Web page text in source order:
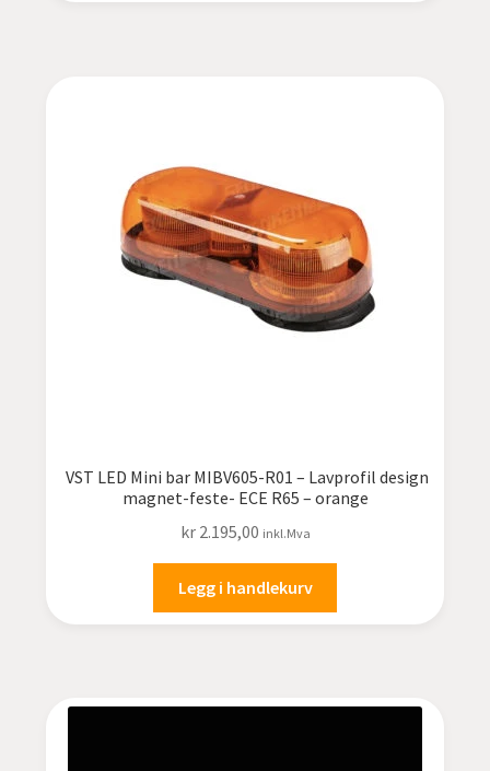
VST LED Mini bar MIBV605-R01 – Lavprofil design
magnet-feste- ECE R65 – orange
kr2.195,00 inkl.Mva
Legg i handlekurv